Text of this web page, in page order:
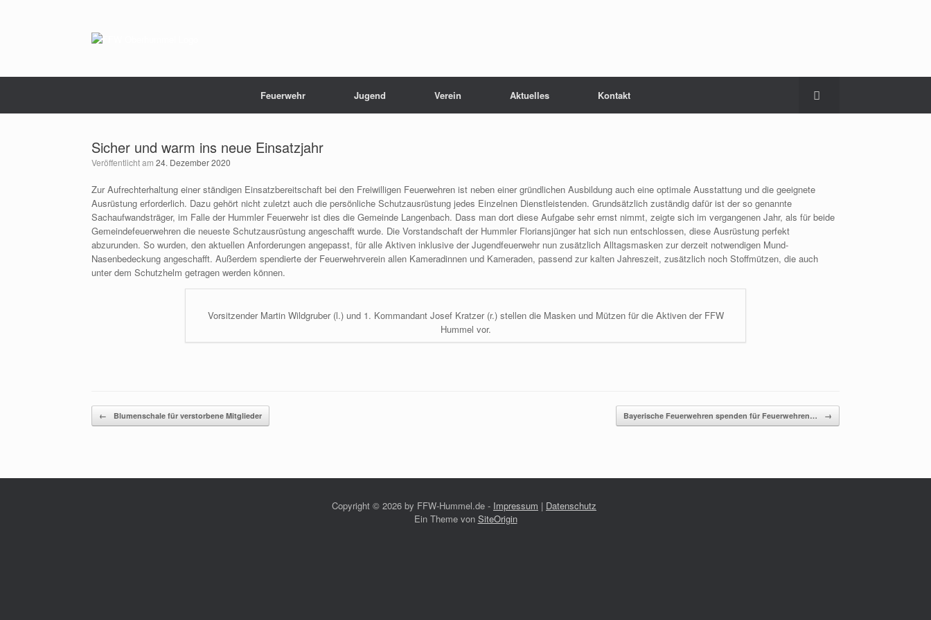
Feuerwehr Jugend Verein Aktuelles Kontakt
Sicher und warm ins neue Einsatzjahr
Veröffentlicht am 24. Dezember 2020
Zur Aufrechterhaltung einer ständigen Einsatzbereitschaft bei den Freiwilligen Feuerwehren ist neben einer gründlichen Ausbildung auch eine optimale Ausstattung und die geeignete
Ausrüstung erforderlich. Dazu gehört nicht zuletzt auch die persönliche Schutzausrüstung jedes Einzelnen Dienstleistenden. Grundsätzlich zuständig dafür ist der so genannte
Sachaufwandsträger, im Falle der Hummler Feuerwehr ist dies die Gemeinde Langenbach. Dass man dort diese Aufgabe sehr ernst nimmt, zeigte sich im vergangenen Jahr, als für beide
Gemeindefeuerwehren die neueste Schutzausrüstung angeschafft wurde. Die Vorstandschaft der Hummler Floriansjünger hat sich nun entschlossen, diese Ausrüstung perfekt
abzurunden. So wurden, den aktuellen Anforderungen angepasst, für alle Aktiven inklusive der Jugendfeuerwehr nun zusätzlich Alltagsmasken zur derzeit notwendigen Mund-
Nasenbedeckung angeschafft. Außerdem spendierte der Feuerwehrverein allen Kameradinnen und Kameraden, passend zur kalten Jahreszeit, zusätzlich noch Stoffmützen, die auch
unter dem Schutzhelm getragen werden können.
Vorsitzender Martin Wildgruber (l.) und 1. Kommandant Josef Kratzer (r.) stellen die Masken und Mützen für die Aktiven der FFW
Hummel vor.
Beitragsnavigation
← Blumenschale für verstorbene Mitglieder Bayerische Feuerwehren spenden für Feuerwehren… →
Copyright © 2026 by FFW-Hummel.de - Impressum | Datenschutz
Ein Theme von SiteOrigin